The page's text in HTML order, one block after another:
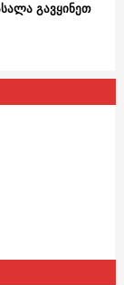
გავყინეთ